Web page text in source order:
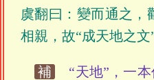
虞翻曰：變而通之，
相親，故“成天地之文
補
“天地”，一本